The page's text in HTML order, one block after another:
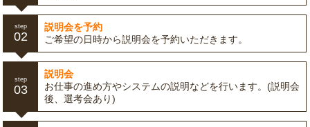
step
02
説明会を予約
ご希望の日時から説明会を予約いただきます。
step
03
説明会
お仕事の進め方やシステムの説明などを行います。(説明会
後、選考会あり)